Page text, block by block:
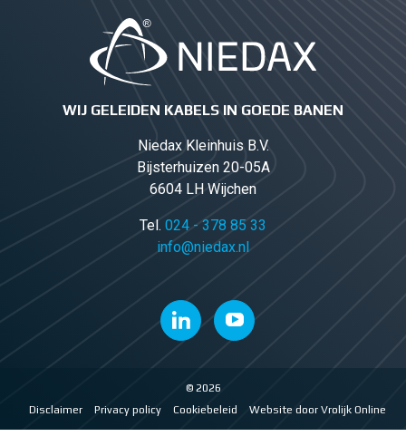
WIJ GELEIDEN KABELS IN GOEDE BANEN
Niedax Kleinhuis B.V.
Bijsterhuizen 20-05A
6604 LH Wijchen
Tel. 024 - 378 85 33
info@niedax.nl
© 2026
Disclaimer
Privacy policy Cookiebeleid Website door Vrolijk Online